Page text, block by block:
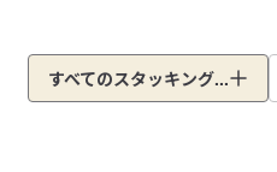
すべてのスタッキング...